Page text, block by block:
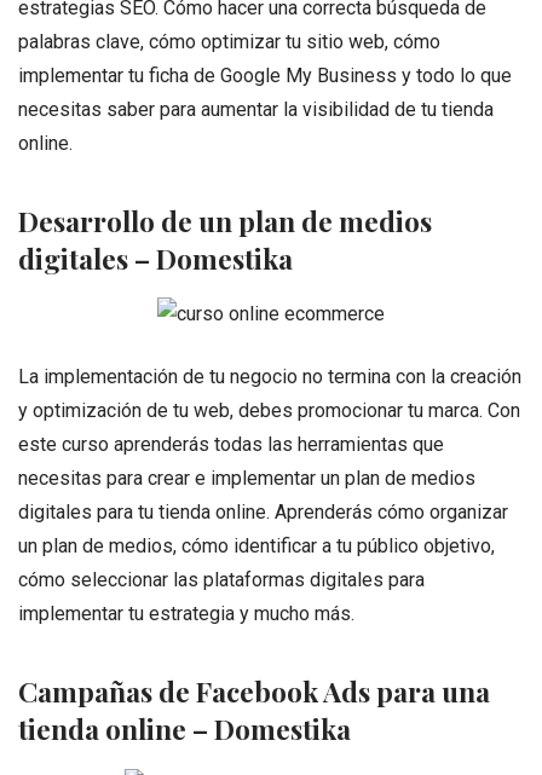
estrategias SEO. Cómo hacer una correcta búsqueda de
palabras clave, cómo optimizar tu sitio web, cómo
implementar tu ficha de Google My Business y todo lo que
necesitas saber para aumentar la visibilidad de tu tienda
online.
Desarrollo de un plan de medios
digitales – Domestika
La implementación de tu negocio no termina con la creación
y optimización de tu web, debes promocionar tu marca. Con
este curso aprenderás todas las herramientas que
necesitas para crear e implementar un plan de medios
digitales para tu tienda online. Aprenderás cómo organizar
un plan de medios, cómo identificar a tu público objetivo,
cómo seleccionar las plataformas digitales para
implementar tu estrategia y mucho más.
Campañas de Facebook Ads para una
tienda online – Domestika